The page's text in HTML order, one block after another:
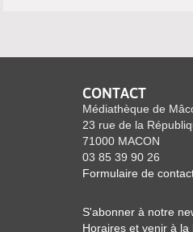
CONTACT
Médiathèque de
23 rue de la
71000 MACON
03 85 39 90 26
Formulaire de
S'abonner à notre
Horaires et venir à la